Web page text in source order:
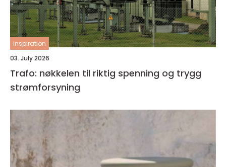
inspiration
03. July 2026
Trafo: nøkkelen til riktig spenning og trygg
strømforsyning